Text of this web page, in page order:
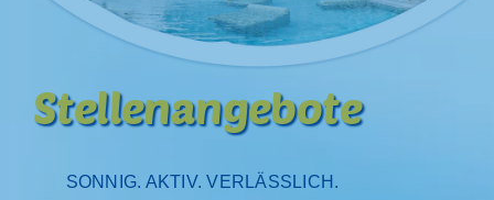
Spaß- und Sportbad
Stellenangebote
SONNIG. AKTIV. VERLÄSSLICH.